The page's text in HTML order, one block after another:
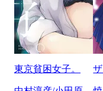
東京貧困女子。